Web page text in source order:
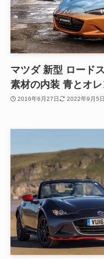
マツダ 新型 ロード
素材の内装 青とオ
2016年6月27日 2022年9月5日